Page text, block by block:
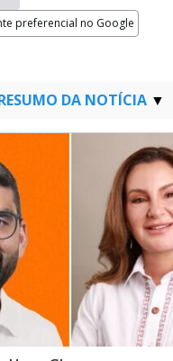
preferencial no Google
DA NOTÍCIA